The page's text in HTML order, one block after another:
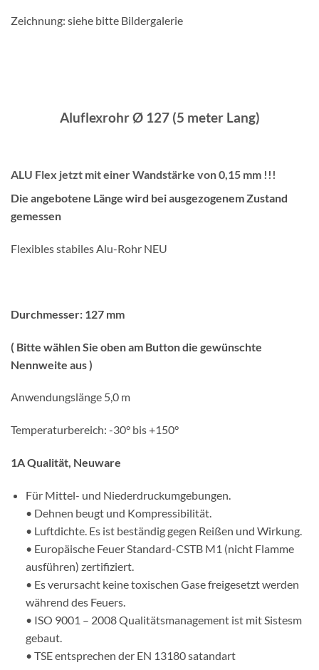
Zeichnung: siehe bitte Bildergalerie
AluflexrohrØ 127 (5 meter Lang)
ALU Flex jetzt mit einer Wandstärke von 0,15 mm !!!
Die angebotene Länge wird bei ausgezogenem Zustand
gemessen
Flexibles stabiles Alu-Rohr NEU
Durchmesser: 127 mm
( Bitte wählen Sie oben am Button die gewünschte
Nennweite aus )
Anwendungslänge 5,0 m
Temperaturbereich: -30° bis +150°
1A Qualität, Neuware
Für Mittel- und Niederdruckumgebungen.
• Dehnen beugt und Kompressibilität.
• Luftdichte. Es ist beständig gegen Reißen und Wirkung.
• Europäische Feuer Standard-CSTB M1 (nicht Flamme
ausführen) zertifiziert.
• Es verursacht keine toxischen Gase freigesetzt werden
während des Feuers.
• ISO 9001 – 2008 Qualitätsmanagement ist mit Sistesm
gebaut.
• TSE entsprechen der EN 13180 satandart